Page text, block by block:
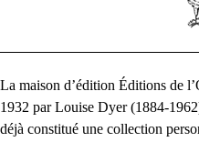
La maison d’édition Éditions de
1932 par Louise Dyer (1884-
déjà constitué une collection